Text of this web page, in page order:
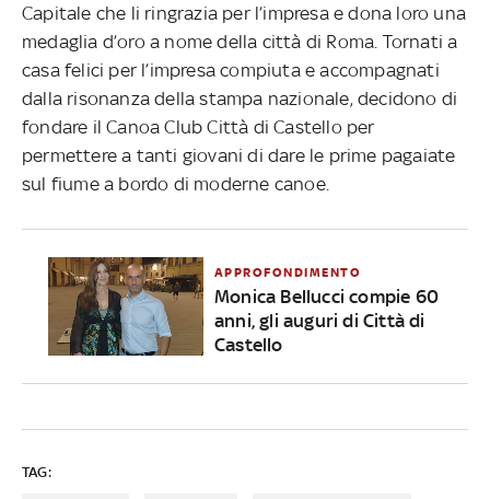
Capitale che li ringrazia per l’impresa e dona loro una
medaglia d’oro a nome della città di Roma. Tornati a
casa felici per l’impresa compiuta e accompagnati
dalla risonanza della stampa nazionale, decidono di
fondare il Canoa Club Città di Castello per
permettere a tanti giovani di dare le prime pagaiate
sul fiume a bordo di moderne canoe.
APPROFONDIMENTO
Monica Bellucci compie 60
anni, gli auguri di Città di
Castello
TAG: